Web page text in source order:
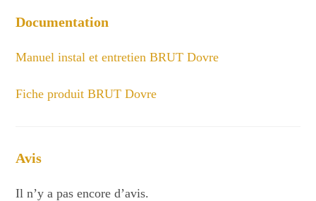
Documentation
Manuel instal et entretien BRUT Dovre
Fiche produit BRUT Dovre
Avis
Il n’y a pas encore d’avis.